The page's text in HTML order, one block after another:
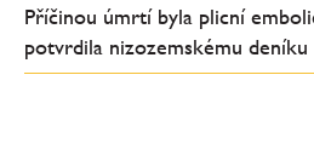
Příčinou úmrtí byla plicní
potvrdila nizozemskému deníku